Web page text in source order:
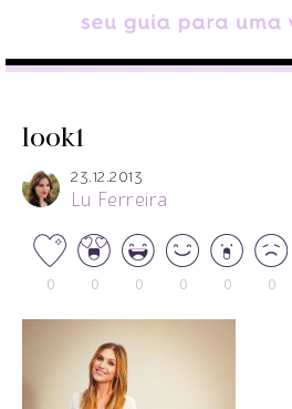
look1
23.12.2013
Lu Ferreira
0 0 0 0 0 0